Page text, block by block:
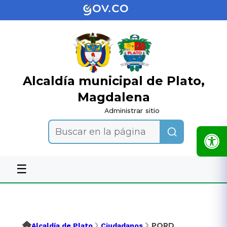
Alcaldía municipal de Plato,
Magdalena
Administrar sitio
Buscar en la página
☰